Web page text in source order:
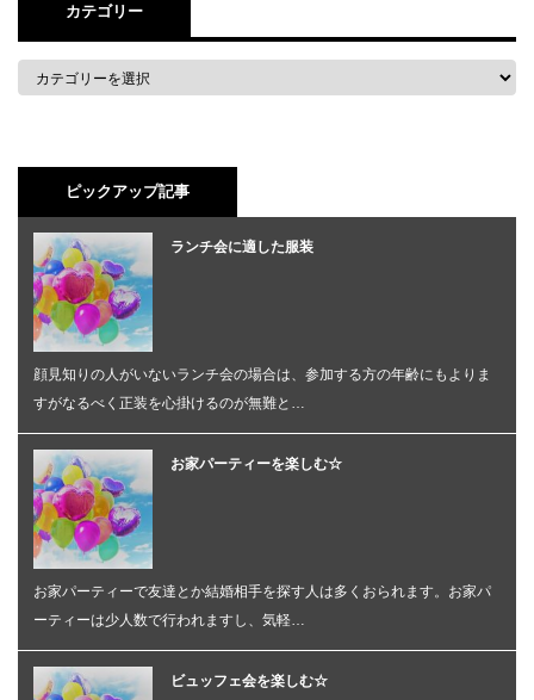
カテゴリー
ピックアップ記事
ランチ会に適した服装
顔見知りの人がいないランチ会の場合は、参加する方の年齢にもよりま
すがなるべく正装を心掛けるのが無難と…
お家パーティーを楽しむ☆
お家パーティーで友達とか結婚相手を探す人は多くおられます。お家パ
ーティーは少人数で行われますし、気軽…
ビュッフェ会を楽しむ☆